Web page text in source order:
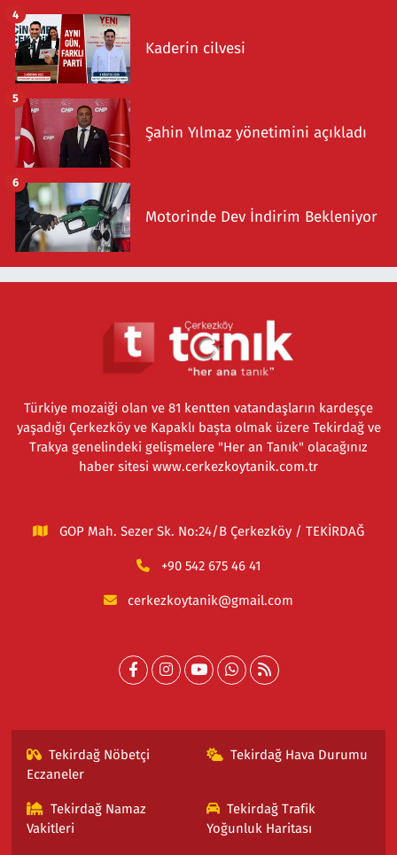
Kaderin cilvesi
4
Şahin Yılmaz yönetimini açıkladı
5
Motorinde Dev İndirim Bekleniyor
6
Türkiye mozaiği olan ve 81 kentten vatandaşların kardeşçe
yaşadığı Çerkezköy ve Kapaklı başta olmak üzere Tekirdağ ve
Trakya genelindeki gelişmelere "Her an Tanık" olacağınız
haber sitesi www.cerkezkoytanik.com.tr
GOP Mah. Sezer Sk. No:24/B Çerkezköy / TEKİRDAĞ
+90 542 675 46 41
cerkezkoytanik@gmail.com
Tekirdağ Nöbetçi
Eczaneler
Tekirdağ Hava Durumu
Tekirdağ Namaz
Vakitleri
Tekirdağ Trafik
Yoğunluk Haritası